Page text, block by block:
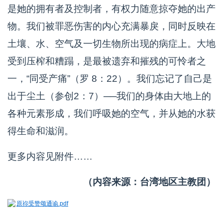
是她的拥有者及控制者，有权力随意掠夺她的出产
物。我们被罪恶伤害的内心充满暴戾，同时反映在
土壤、水、空气及一切生物所出现的病症上。大地
受到压榨和糟蹋，是最被遗弃和摧残的可怜者之
一，“同受产痛”（罗 8：22）。我们忘记了自己是
出于尘土（参创2：7）──我们的身体由大地上的
各种元素形成，我们呼吸她的空气，并从她的水获
得生命和滋润。
更多内容见附件……
（内容来源：台湾地区主教团）
原祢受赞颂通谕.pdf